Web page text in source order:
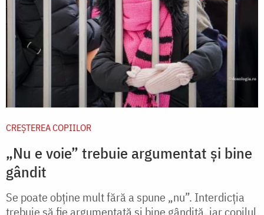
CREŞTEREA COPIILOR
„Nu e voie” trebuie argumentat și bine
gândit
Se poate obține mult fără a spune „nu”. Interdicția